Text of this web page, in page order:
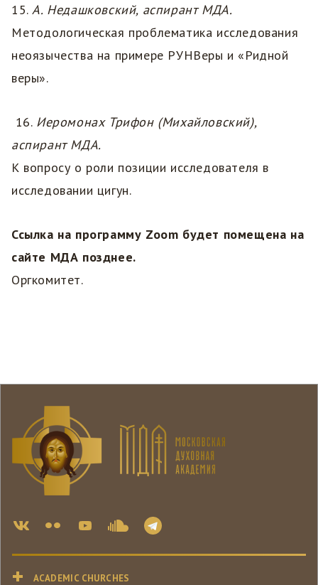
15.А. Недашковский, аспирант МДА.
Методологическая проблематика исследования
неоязычества на примере РУНВеры и «Ридной
веры».
16. Иеромонах Трифон (Михайловский),
аспирант МДА.
К вопросу о роли позиции исследователя в
исследовании цигун.
Ссылка на программу Zoom будет помещена на
сайте МДА позднее.
Оргкомитет.
ACADEMIC CHURCHES